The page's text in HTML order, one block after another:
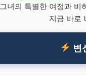
그녀의 특별한 여정과 비
지금 바로
변